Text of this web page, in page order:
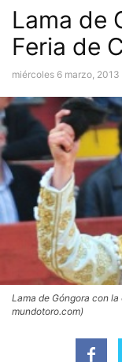
Lama de
Feria de
miércoles 6 marzo, 2013
Lama de Góngora con
mundotoro.com)